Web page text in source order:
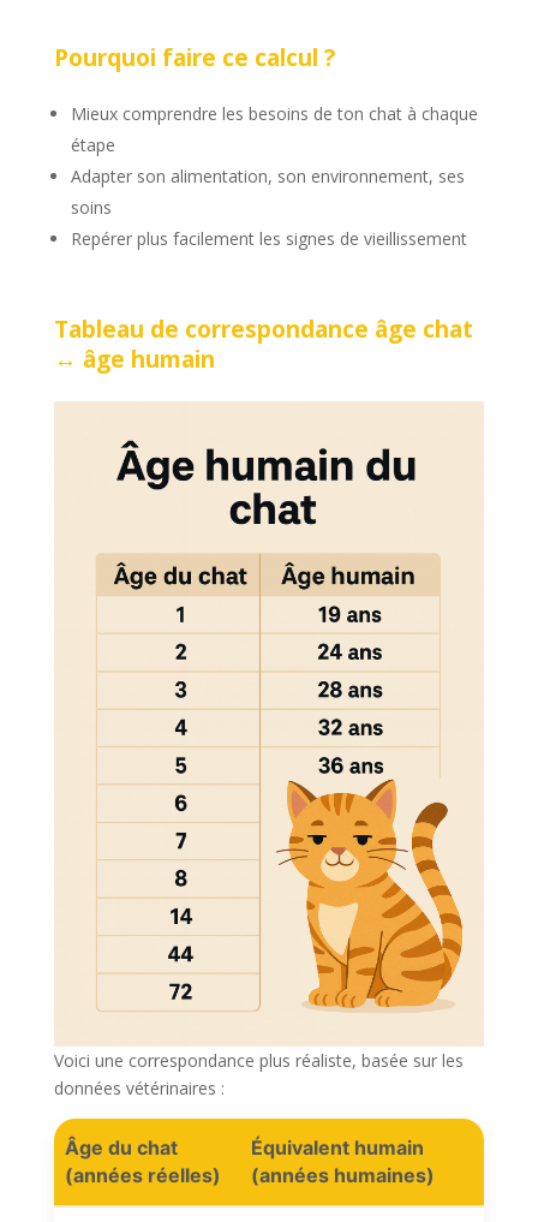
Pourquoi faire ce calcul ?
Mieux comprendre les besoins de ton chat à chaque
étape
Adapter son alimentation, son environnement, ses
soins
Repérer plus facilement les signes de vieillissement
Tableau de correspondance âge chat
↔ âge humain
Voici une correspondance plus réaliste, basée sur les
données vétérinaires :
Âge du chat
(années réelles)
Équivalent humain
(années humaines)